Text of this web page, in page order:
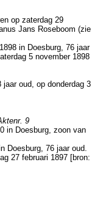
op zaterdag 29
Jans Roseboom (zie
in Doesburg, 76 jaar
5 november 1898
jaar oud, op donderdag 3
9
in Doesburg, zoon van
Doesburg, 76 jaar oud.
27 februari 1897 [bron: